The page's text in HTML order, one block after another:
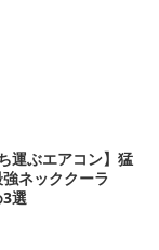
運ぶエアコン】猛
ネッククーラ
3選